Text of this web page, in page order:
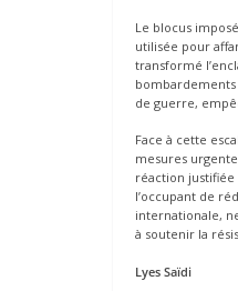
Le blocus
utilisée pour
transformé
bombardements
de guerre,
Face à cette
mesures
réaction
l’occupant de
internationale,
à soutenir la
Lyes Saïdi